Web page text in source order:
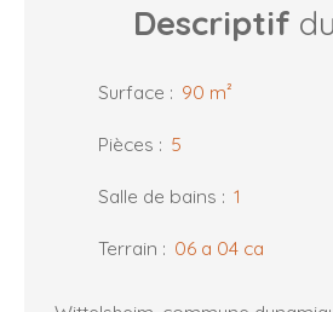
Descriptif
Surface : 90 m²
Pièces : 5
Salle de bains : 1
Terrain : 06 a 04 ca